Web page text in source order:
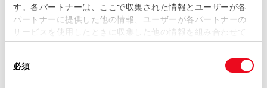
す。各パートナーは、ここで収集された情報とユーザーが各
パートナーに提供した他の情報、ユーザーが各パートナーの
サービスを使用したときに収集した他の情報を組み合わせて
使用することがあります。当ウェブサイトの使用を続行する
必須
頭金・ボーナス払い0円 月々53,400円